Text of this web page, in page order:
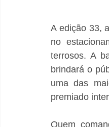
A edição 33,
no
terrosos. A
brindará o
uma das
premiado
Quem